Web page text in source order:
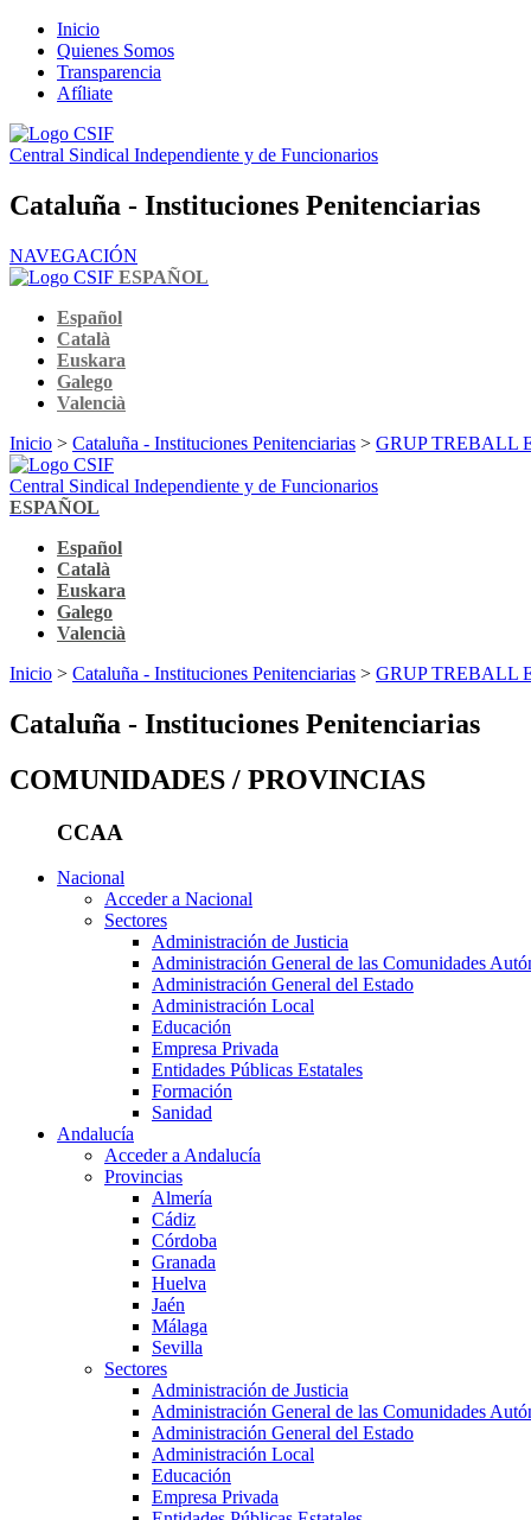
Inicio
Quienes Somos
Transparencia
Afíliate
Central Sindical Independiente y de Funcionarios
Cataluña - Instituciones Penitenciarias
NAVEGACIÓN
ESPAÑOL
Español
Català
Euskara
Galego
Valencià
Inicio > Cataluña - Instituciones Penitenciarias > GRUP TREBALL
Central Sindical Independiente y de Funcionarios
ESPAÑOL
Español
Català
Euskara
Galego
Valencià
Inicio > Cataluña - Instituciones Penitenciarias > GRUP TREBALL
Cataluña - Instituciones Penitenciarias
COMUNIDADES / PROVINCIAS
CCAA
Nacional
Acceder a Nacional
Sectores
Administración de Justicia
Administración General de las Comunidades
Administración General del Estado
Administración Local
Educación
Empresa Privada
Entidades Públicas Estatales
Formación
Sanidad
Andalucía
Acceder a Andalucía
Provincias
Almería
Cádiz
Córdoba
Granada
Huelva
Jaén
Málaga
Sevilla
Sectores
Administración de Justicia
Administración General de las Comunidades
Administración General del Estado
Administración Local
Educación
Empresa Privada